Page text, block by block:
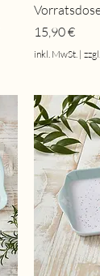
Preis
15,90 €
inkl. MwSt. |